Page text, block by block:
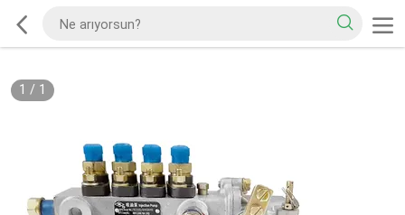
1 / 1